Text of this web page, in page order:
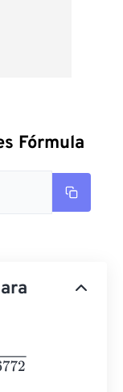
Fórmula